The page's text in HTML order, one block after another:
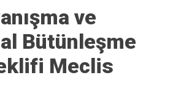
ve
Bütünleşme
Meclis